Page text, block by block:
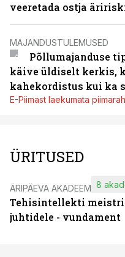
veeretada ostja
MAJANDUSTULEMUSED
Põllumajanduse
käive üldiselt kerkis,
kahekordistus kui ka
E-Piimast laekumata
ÜRITUSED
ÄRIPÄEVA AKADEEMIA
Tehisintellekti
juhtidele - vundament
8